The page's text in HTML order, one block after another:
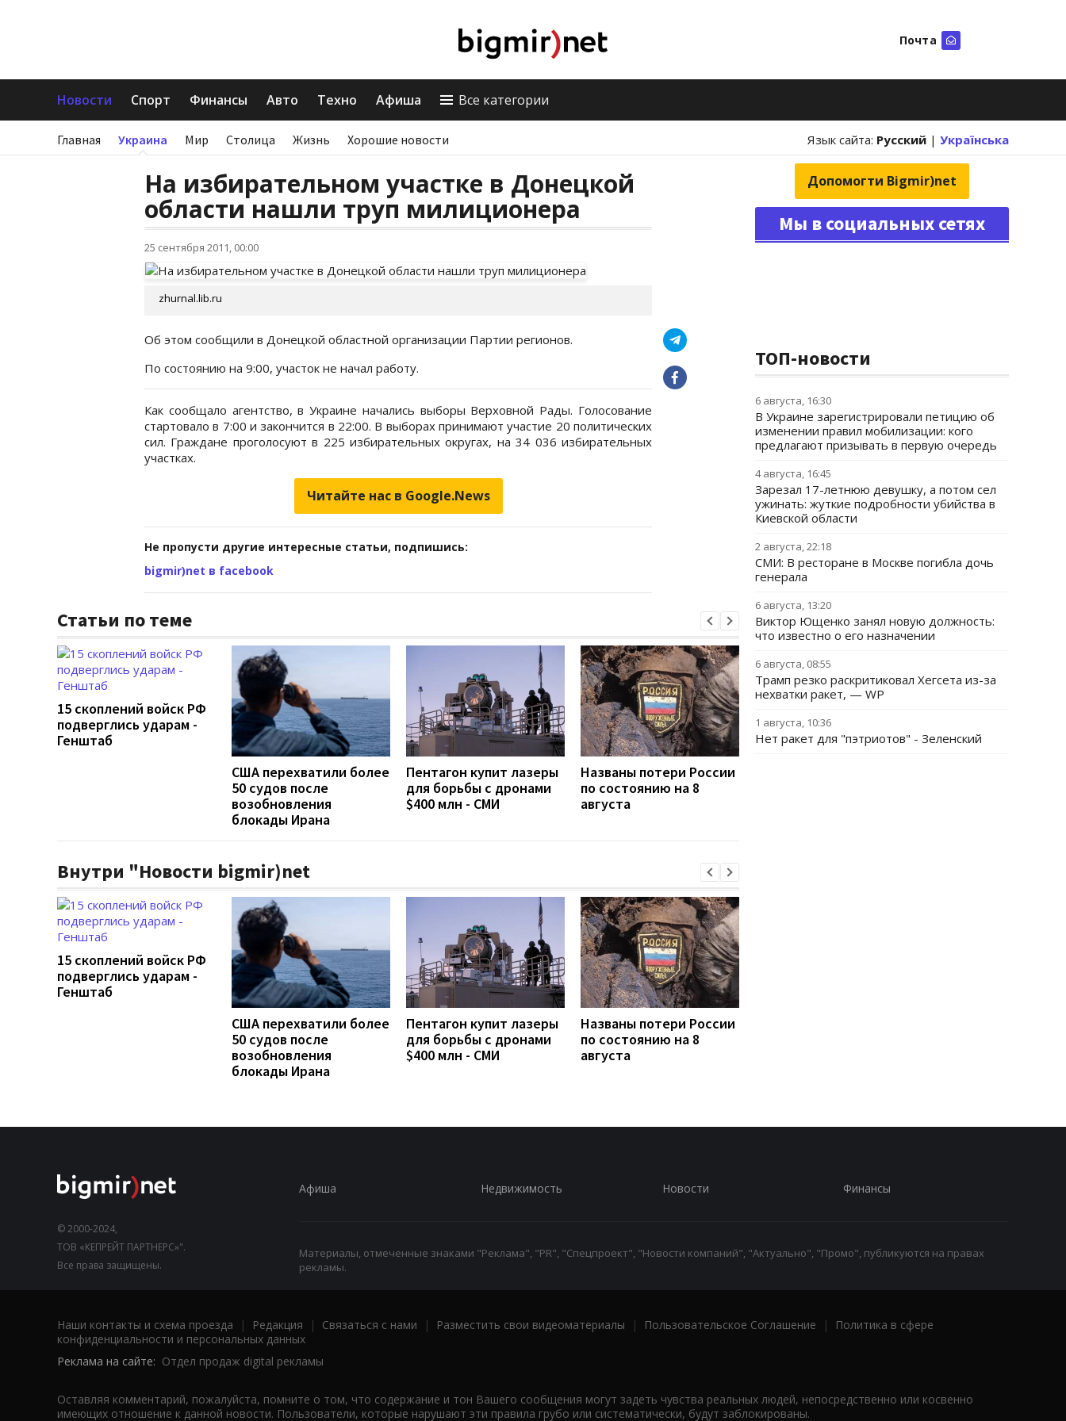
Почта
Новости Спорт Финансы Авто Техно Афиша Все категории
Главная Украина Мир Столица Жизнь Хорошие новости Язык сайта: Русский | Українська
На избирательном участке в Донецкой
области нашли труп милиционера
25 сентября 2011, 00:00
zhurnal.lib.ru
Об этом сообщили в Донецкой областной организации Партии регионов.
По состоянию на 9:00, участок не начал работу.
Как сообщало агентство, в Украине начались выборы Верховной Рады. Голосование
стартовало в 7:00 и закончится в 22:00. В выборах принимают участие 20 политических
сил. Граждане проголосуют в 225 избирательных округах, на 34 036 избирательных
участках.
Читайте нас в Google.News
Не пропусти другие интересные статьи, подпишись:
bigmir)net в facebook
Статьи по теме
15 скоплений войск РФ
подверглись ударам -
Генштаб
США перехватили более
50 судов после
возобновления
блокады Ирана
Пентагон купит лазеры
для борьбы с дронами
$400 млн - СМИ
Названы потери России
по состоянию на 8
августа
Внутри "Новости bigmir)net
15 скоплений войск РФ
подверглись ударам -
Генштаб
США перехватили более
50 судов после
возобновления
блокады Ирана
Пентагон купит лазеры
для борьбы с дронами
$400 млн - СМИ
Названы потери России
по состоянию на 8
августа
Допомогти Bigmir)net
Мы в социальных сетях
ТОП-новости
6 августа, 16:30
В Украине зарегистрировали петицию об
изменении правил мобилизации: кого
предлагают призывать в первую очередь
4 августа, 16:45
Зарезал 17-летнюю девушку, а потом сел
ужинать: жуткие подробности убийства в
Киевской области
2 августа, 22:18
СМИ: В ресторане в Москве погибла дочь
генерала
6 августа, 13:20
Виктор Ющенко занял новую должность:
что известно о его назначении
6 августа, 08:55
Трамп резко раскритиковал Хегсета из-за
нехватки ракет, — WP
1 августа, 10:36
Нет ракет для "пэтриотов" - Зеленский
© 2000-2024,
ТОВ «КЕПРЕЙТ ПАРТНЕРС»".
Все права защищены.
Афиша Недвижимость Новости Финансы
Материалы, отмеченные знаками "Реклама", "PR", "Спецпроект", "Новости компаний", "Актуально", "Промо", публикуются на правах
рекламы.
Наши контакты и схема проезда | Редакция | Связаться с нами | Разместить свои видеоматериалы | Пользовательское Соглашение |
Политика в сфере
конфиденциальности и персональных данных
Реклама на сайте: Отдел продаж digital рекламы
Оставляя комментарий, пожалуйста, помните о том, что содержание и тон Вашего сообщения могут задеть чувства реальных людей, непосредственно или косвенно
имеющих отношение к данной новости. Пользователи, которые нарушают эти правила грубо или систематически, будут заблокированы.